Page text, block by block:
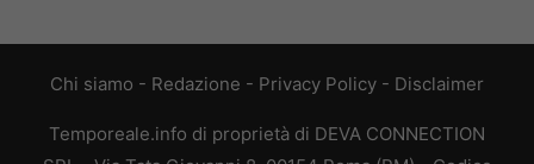
Chi siamo - Redazione - Privacy Policy - Disclaimer
Temporeale.info di proprietà di DEVA CONNECTION